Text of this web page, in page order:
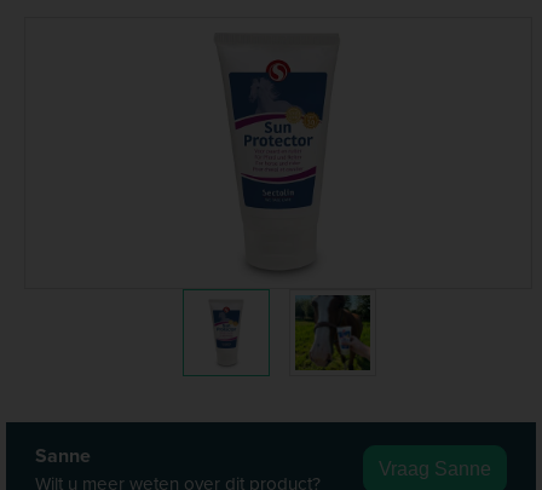
Sanne
Wilt u meer weten over dit product?
Vraag Sanne